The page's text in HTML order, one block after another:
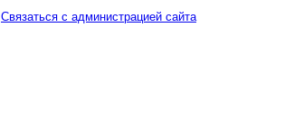
Связаться с администрацией сайта